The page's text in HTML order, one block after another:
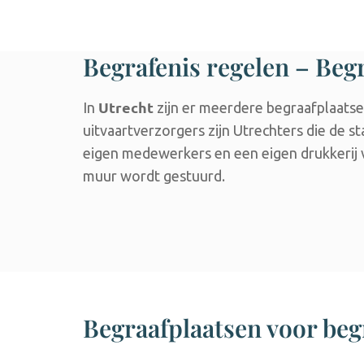
Begrafenis regelen –
In Utrecht zijn er meerdere
uitvaartverzorgers zijn Utrechters die de
eigen medewerkers en een eigen
muur wordt gestuurd.
Begraafplaatsen voor